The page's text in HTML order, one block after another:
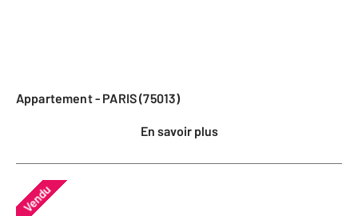
Appartement - PARIS (75013)
En savoir plus
Vendu